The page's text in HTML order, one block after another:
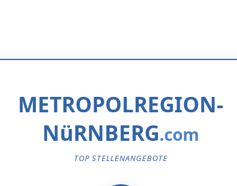
METROPOLREGION-
NüRNBERG
TOP STELLENANGEBOTE